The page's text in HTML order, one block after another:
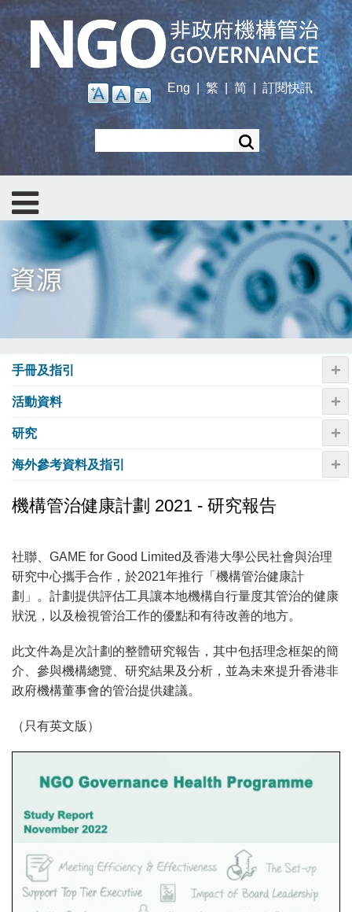
Skip
main
content
Eng
繁 | 简 訂閱快訊
手冊及指引 +
活動資料 +
研究 +
海外參考資料及指引 +
機構管治健康計劃 2021 - 研究報告
社聯、GAME for Good Limited及香港大學公民社會與治理
研究中心攜手合作，於2021年推行「機構管治健康計
劃」。計劃提供評估工具讓本地機構自行量度其管治的健康
狀況，以及檢視管治工作的優點和有待改善的地方。
此文件為是次計劃的整體研究報告，其中包括理念框架的簡
介、參與機構總覽、研究結果及分析，並為未來提升香港非
政府機構董事會的管治提供建議。
（只有英文版）